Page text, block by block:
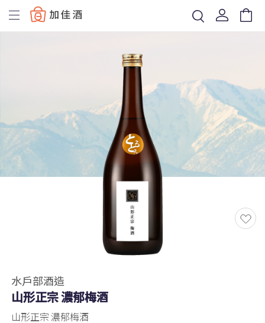
Baccus
水戶部酒造
山形正宗 濃郁梅酒
山形正宗 濃郁梅酒